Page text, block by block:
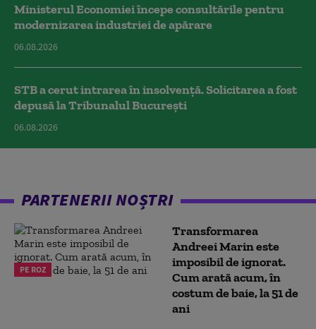
Ministerul Economiei începe consultările pentru
modernizarea industriei de apărare
06.08.2026
STB a cerut intrarea în insolvență. Solicitarea a fost
depusă la Tribunalul București
06.08.2026
PARTENERII NOȘTRI
PE ROZ
Transformarea
Andreei Marin este
imposibil de ignorat.
Cum arată acum, în
costum de baie, la 51 de
ani